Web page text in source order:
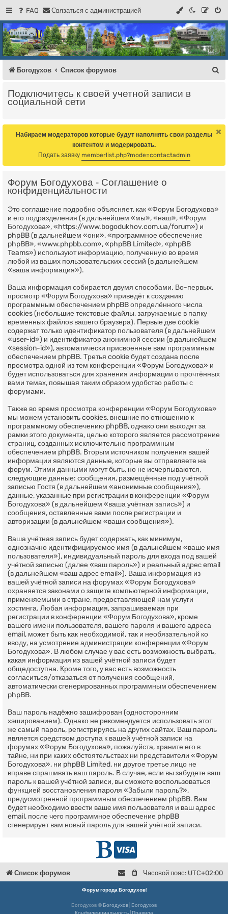
FAQ Связаться с администрацией
Регистрация
Форум Богодухова
Богодухов
Богодухов Список форумов
к
Подключитесь к своей учетной записи в
социальной сети
Набираем модераторов которые будут наполнять свои разделы
контентом и модерировать.
Подать заявку memberlist.php?mode=contactadmin
Форум Богодухова - Соглашение о
конфиденциальности
Это соглашение подробно объясняет, как «Форум Богодухова»
и его подразделения (в дальнейшем «мы», «наш», «Форум
Богодухова», «https://www.bogodukhov.com.ua/forum») и
phpBB (в дальнейшем «они», «программное обеспечение
phpBB», «www.phpbb.com», «phpBB Limited», «phpBB
Teams») используют информацию, полученную во время
любой из ваших пользовательских сессий (в дальнейшем
«ваша информация»).
Ваша информация собирается двумя способами. Во-первых,
просмотр «Форум Богодухова» приведёт к созданию
программным обеспечением phpBB определённого числа
cookies (небольшие текстовые файлы, загружаемые в папку
временных файлов вашего браузера). Первые две cookie
содержат только идентификатор пользователя (в дальнейшем
«user-id») и идентификатор анонимной сессии (в дальнейшем
«session-id»), автоматически присвоенные вам программным
обеспечением phpBB. Третья cookie будет создана после
просмотра одной из тем конференции «Форум Богодухова» и
будет использоваться для хранения информации о прочтённых
вами темах, повышая таким образом удобство работы с
форумами.
Также во время просмотра конференции «Форум Богодухова»
мы можем установить cookies, внешние по отношению к
программному обеспечению phpBB, однако они выходят за
рамки этого документа, целью которого является рассмотрение
страниц, созданных исключительно программным
обеспечением phpBB. Вторым источником получения вашей
информации являются данные, которые вы отправляете на
форум. Этими данными могут быть, но не исчерпываются,
следующие данные: сообщения, размещённые под учётной
записью Гостя (в дальнейшем «анонимные сообщения»),
данные, указанные при регистрации в конференции «Форум
Богодухова» (в дальнейшем «ваша учётная запись») и
сообщения, оставленные вами после регистрации и
авторизации (в дальнейшем «ваши сообщения»).
Ваша учётная запись будет содержать, как минимум,
однозначно идентифицируемое имя (в дальнейшем «ваше имя
пользователя»), индивидуальный пароль для входа под вашей
учётной записью (далее «ваш пароль») и реальный адрес email
(в дальнейшем «ваш адрес email»). Ваша информация из
вашей учётной записи на форумах «Форум Богодухова»
охраняется законами о защите компьютерной информации,
применяемыми в стране, предоставляющей нам услуги
хостинга. Любая информация, запрашиваемая при
регистрации в конференции «Форум Богодухова», кроме
вашего имени пользователя, вашего пароля и вашего адреса
email, может быть как необходимой, так и необязательной ко
вводу, на усмотрение администрации конференции «Форум
Богодухова». В любом случае у вас есть возможность выбрать,
какая информация из вашей учётной записи будет
общедоступна. Кроме того, у вас есть возможность
согласиться/отказаться от получения сообщений,
автоматически сгенерированных программным обеспечением
phpBB.
Ваш пароль надёжно зашифрован (односторонним
хэшированием). Однако не рекомендуется использовать этот
же самый пароль, регистрируясь на других сайтах. Ваш пароль
является средством доступа к вашей учётной записи на
форумах «Форум Богодухова», пожалуйста, храните его в
тайне, ни при каких обстоятельствах ни представители «Форум
Богодухова», ни phpBB Limited, ни другое третье лицо не
вправе спрашивать ваш пароль. В случае, если вы забудете ваш
пароль к вашей учётной записи, вы сможете воспользоваться
функцией восстановления пароля «Забыли пароль?»,
предусмотренной программным обеспечением phpBB. Вам
будет необходимо ввести ваше имя пользователя и ваш адрес
email, после чего программное обеспечение phpBB
сгенерирует вам новый пароль для вашей учётной записи.
Г
в
н
D
o
n
a
Список форумов Часовой пояс: UTC+02:00
Форум города Богодухов!
Богодухов © Богодухов Богодухов